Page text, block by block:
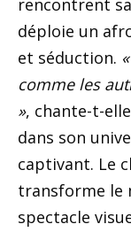
rencontrent
déploie un
et séduction.
comme les
», chante-t-
dans son
captivant. Le
transforme le
spectacle